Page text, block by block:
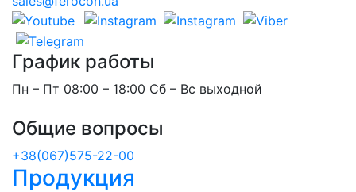
График работы
Пн – Пт 08:00 – 18:00 Сб – Вс выходной
Общие вопросы
+38(067)575-22-00
Продукция